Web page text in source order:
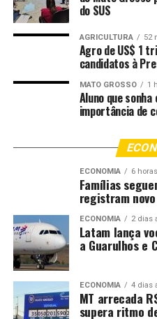
ambiental, as condições de
aquáticas, o controle da
abusivas, como venda
funcionamento dos
frequentadores.
O Corpo de Bombeiros
cumprimento das normas
e pânico. Além da
processos administrativos,
todos os equipamentos
segurança estão
adequadas de
validade exigido pela
A fiscalização também dará
segurança aquática,
preocupações em locais
de crianças e famílias.
do SUS
AGRICULTURA 52
Agro de US$ 1
candidatos à
MATO GROSSO 1
Aluno que
importância de
ECONOMIA 6
Famílias
registram
ECONOMIA 2 dias
Latam lança
a Guarulhos e
ECONOMIA 4 dias
MT arrecada
supera ritmo